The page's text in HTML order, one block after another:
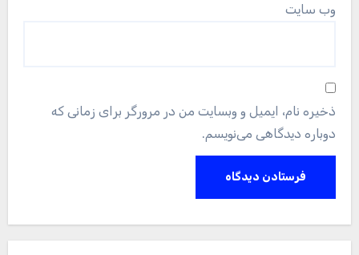
وب‌ سایت
ذخیره نام، ایمیل و وبسایت من در مرورگر برای زمانی که
دوباره دیدگاهی می‌نویسم.